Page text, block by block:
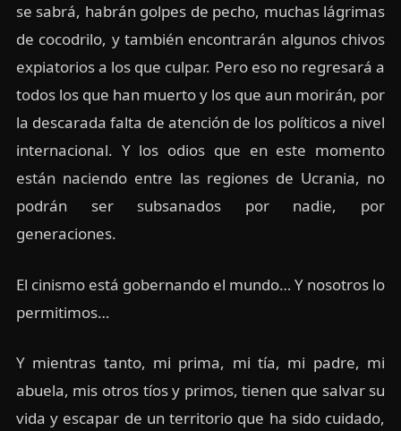
se sabrá, habrán golpes de pecho, muchas lágrimas
de cocodrilo, y también encontrarán algunos chivos
expiatorios a los que culpar. Pero eso no regresará a
todos los que han muerto y los que aun morirán, por
la descarada falta de atención de los políticos a nivel
internacional. Y los odios que en este momento
están naciendo entre las regiones de Ucrania, no
podrán ser subsanados por nadie, por
generaciones.
El cinismo está gobernando el mundo… Y nosotros lo
permitimos…
Y mientras tanto, mi prima, mi tía, mi padre, mi
abuela, mis otros tíos y primos, tienen que salvar su
vida y escapar de un territorio que ha sido cuidado,